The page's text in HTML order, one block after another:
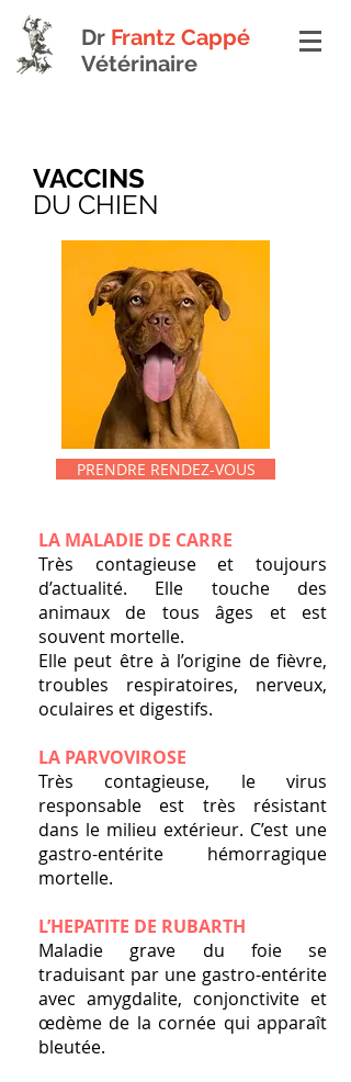
Dr Frantz Cappé
Vétérinaire
VACCINS
DU CHIEN
PRENDRE RENDEZ-VOUS
LA MALADIE DE CARRE
Très contagieuse et toujours
d’actualité. Elle touche des
animaux de tous âges et est
souvent mortelle.
Elle peut être à l’origine de fièvre,
troubles respiratoires, nerveux,
oculaires et digestifs.
LA PARVOVIROSE
Très contagieuse, le virus
responsable est très résistant
dans le milieu extérieur. C’est une
gastro-entérite hémorragique
mortelle.
L’HEPATITE DE RUBARTH
Maladie grave du foie se
traduisant par une gastro-entérite
avec amygdalite, conjonctivite et
œdème de la cornée qui apparaît
bleutée.